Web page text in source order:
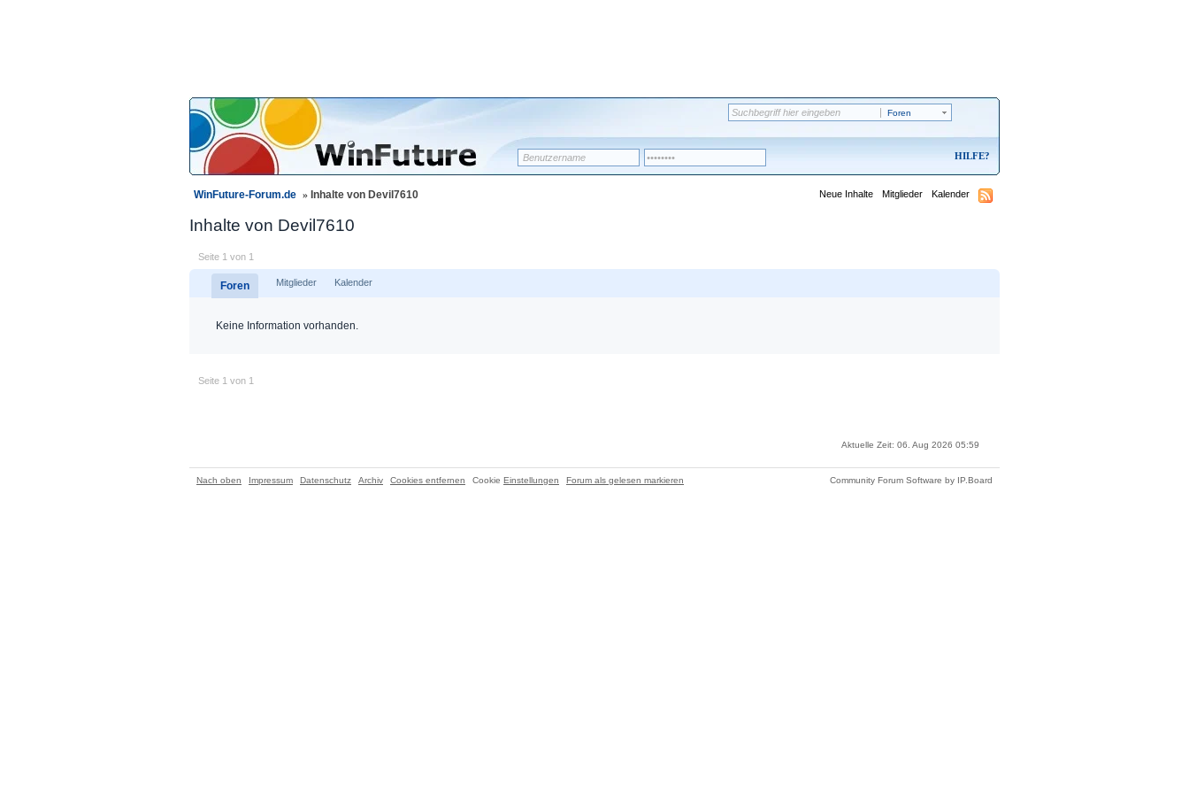
Foren
HILFE
WinFuture-Forum.de » Inhalte von Devil7610 Neue Inhalte Mitglieder Kalender
Inhalte von Devil7610
Seite 1 von 1
Foren Mitglieder Kalender
Keine Information vorhanden.
Seite 1 von 1
Aktuelle Zeit: 06. Aug 2026 05:59
Nach oben Impressum Datenschutz Archiv Cookies entfernen Cookie Einstellungen Forum als gelesen markieren Community Forum Software by IP.Board